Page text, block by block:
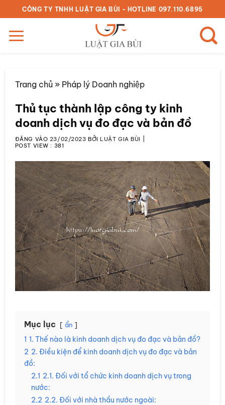
qua
nội
dung
CÔNG TY TNHH LUẬT GIA BÙI - HOTLINE 097.110.6895
Trang chủ» Pháp lý Doanh nghiệp
Thủ tục thành lập công ty kinh
doanh dịch vụ đo đạc và bản đồ
ĐĂNG VÀO 23/02/2023 BỞILUẬT GIA BÙI
POST VIEW : 381
Mục lục ẩn
1 1. Thế nào là kinh doanh dịch vụ đo đạc và bản đồ?
2 2. Điều kiện để kinh doanh dịch vụ đo đạc và bản
đồ:
2.1 2.1. Đối với tổ chức kinh doanh dịch vụ trong
nước:
2.2 2.2. Đối với nhà thầu nước ngoài: